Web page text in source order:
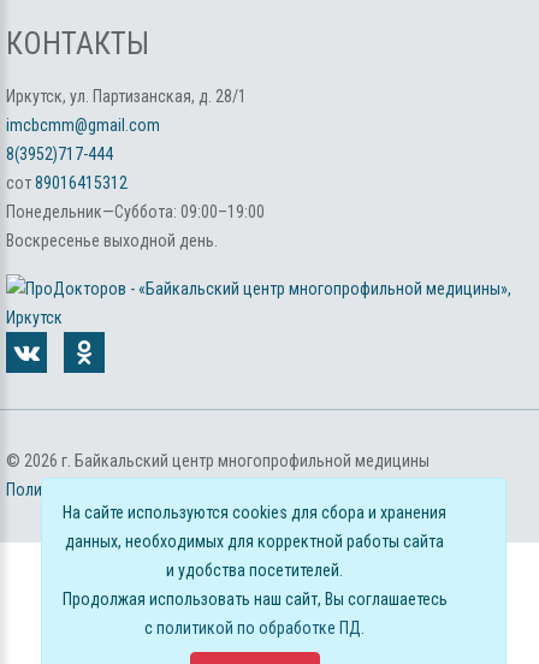
КОНТАКТЫ
Иркутск, ул. Партизанская, д. 28/1
imcbcmm@gmail.com
8(3952)717-444
сот89016415312
Понедельник—Суббота: 09:00–19:00
Воскресенье выходной день.
© 2026 г. Байкальский центр многопрофильной медицины
Политика обработки персональных данных
На сайте используются cookies для сбора и хранения
данных, необходимых для корректной работы сайта
и удобства посетителей.
Продолжая использовать наш сайт, Вы соглашаетесь
сполитикой по обработке ПД